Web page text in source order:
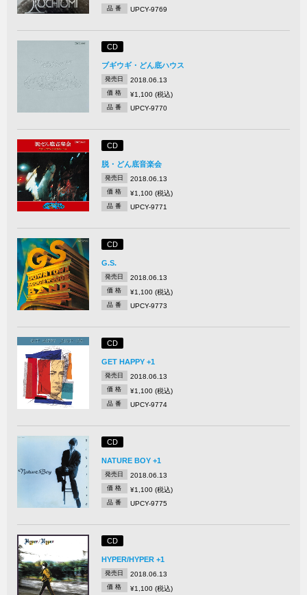
品 番 UPCY-9769
CD
ブギウギ・どん底ハウス
発売日 2018.06.13
価 格 ¥1,100 (税込)
品 番 UPCY-9770
CD
脱・どん底音楽会
発売日 2018.06.13
価 格 ¥1,100 (税込)
品 番 UPCY-9771
CD
G.S.
発売日 2018.06.13
価 格 ¥1,100 (税込)
品 番 UPCY-9773
CD
GET HAPPY +1
発売日 2018.06.13
価 格 ¥1,100 (税込)
品 番 UPCY-9774
CD
NATURE BOY +1
発売日 2018.06.13
価 格 ¥1,100 (税込)
品 番 UPCY-9775
CD
HYPER/HYPER +1
発売日 2018.06.13
価 格 ¥1,100 (税込)